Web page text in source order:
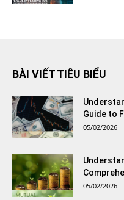
BÀI VIẾT TIÊU BIỂU
Guide to
05/02/2026
05/02/2026